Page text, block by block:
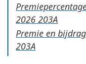
2026
Premie en